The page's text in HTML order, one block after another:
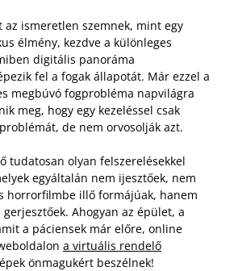
az ismeretlen szemnek, mint egy
élmény, kezdve a különleges
digitális panoráma
fel a fogak állapotát. Már ezzel a
megbúvó fogprobléma napvilágra
meg, hogy egy kezeléssel csak
de nem orvosolják azt.
tudatosan olyan felszerelésekkel
egyáltalán nem ijesztőek, nem
horrorfilmbe illő formájúak, hanem
Ahogyan az épület, a
a páciensek már előre, online
a virtuális rendelő
önmagukért beszélnek!